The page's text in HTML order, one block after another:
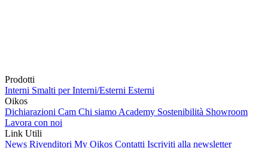
Prodotti
Interni Smalti per Interni/Esterni Esterni
Oikos
Dichiarazioni Cam Chi siamo Academy Sostenibilità Showroom
Lavora con noi
Link Utili
News Rivenditori My Oikos Contatti Iscriviti alla newsletter